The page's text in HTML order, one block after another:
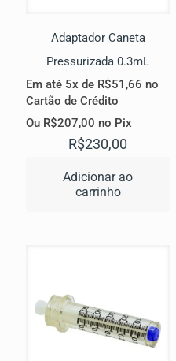
Adaptador Caneta
Pressurizada 0.3mL
Em até 5x de R$51,66 no
Cartão de Crédito
Ou R$207,00 no Pix
R$230,00
Adicionar ao
carrinho